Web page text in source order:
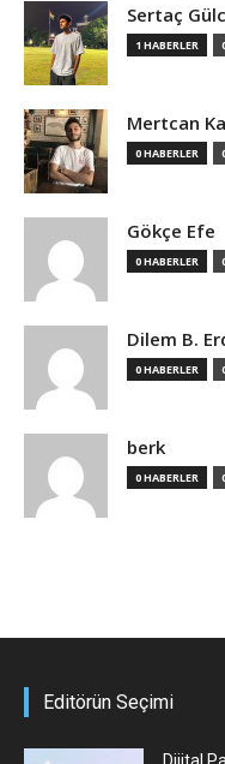
Sertaç
1 HABERLER
Mertcan
0 HABERLER
Gökçe Efe
0 HABERLER
Dilem B.
0 HABERLER
berk
0 HABERLER
Editörün Seçimi